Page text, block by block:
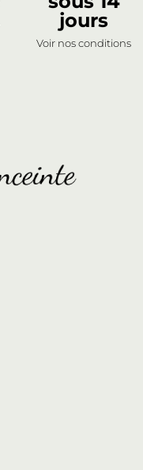
jours
Voir nos conditions